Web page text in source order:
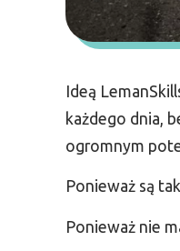
Ideą
każdego dnia,
ogromnym
Ponieważ są
Ponieważ nie